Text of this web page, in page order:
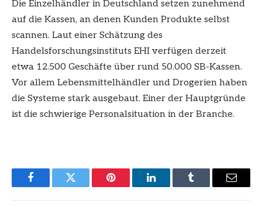
Die Einzelhändler in Deutschland setzen zunehmend
auf die Kassen, an denen Kunden Produkte selbst
scannen. Laut einer Schätzung des
Handelsforschungsinstituts EHI verfügen derzeit
etwa 12.500 Geschäfte über rund 50.000 SB-Kassen.
Vor allem Lebensmittelhändler und Drogerien haben
die Systeme stark ausgebaut. Einer der Hauptgründe
ist die schwierige Personalsituation in der Branche.
FacebookTwitter Pinterest LinkedInTumblr Email